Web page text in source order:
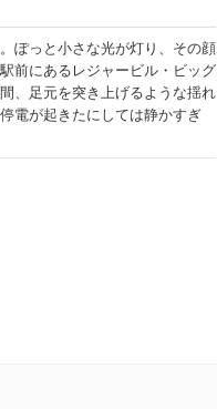
ぽっと小さな光が灯り、その顔
前にあるレジャービル・ビッグ
、足元を突き上げるような揺れ
電が起きたにしては静かすぎ